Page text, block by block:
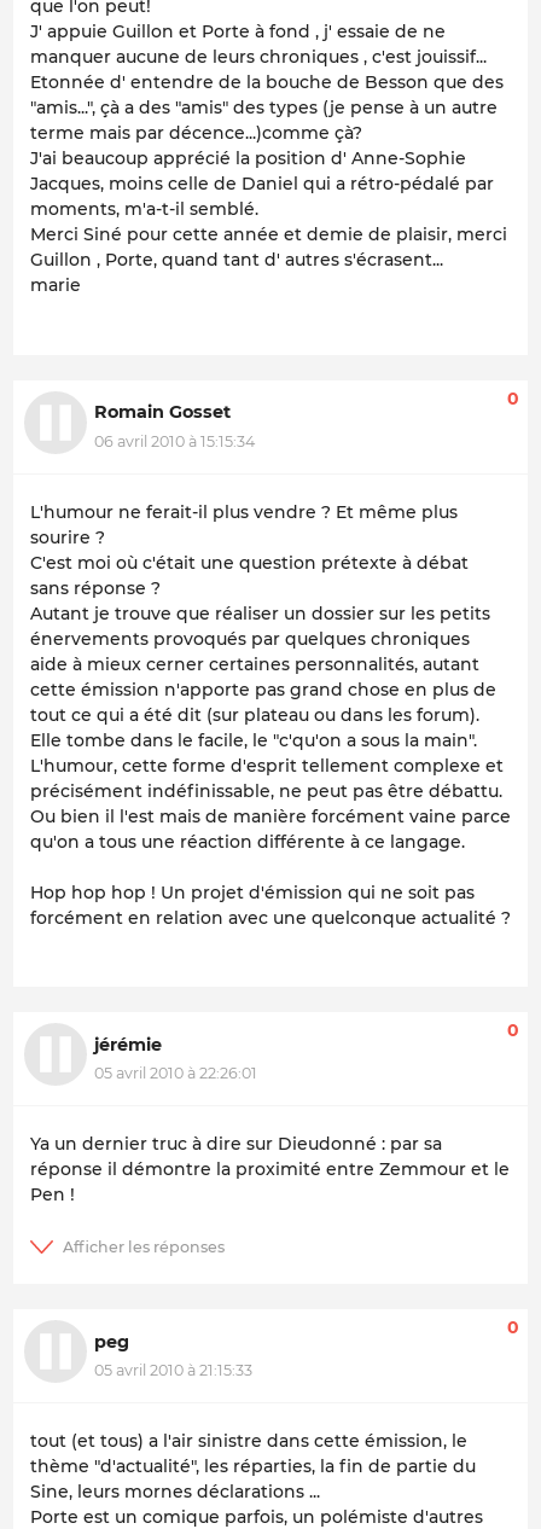
que l'on peut!
J' appuie Guillon et Porte à fond , j' essaie de ne
manquer aucune de leurs chroniques , c'est jouissif...
Etonnée d' entendre de la bouche de Besson que des
"amis...", çà a des "amis" des types (je pense à un autre
terme mais par décence...)comme çà?
J'ai beaucoup apprécié la position d' Anne-Sophie
Jacques, moins celle de Daniel qui a rétro-pédalé par
moments, m'a-t-il semblé.
Merci Siné pour cette année et demie de plaisir, merci
Guillon , Porte, quand tant d' autres s'écrasent...
marie
Romain Gosset
06 avril 2010 à 15:15:34
0
L'humour ne ferait-il plus vendre ? Et même plus
sourire ?
C'est moi où c'était une question prétexte à débat
sans réponse ?
Autant je trouve que réaliser un dossier sur les petits
énervements provoqués par quelques chroniques
aide à mieux cerner certaines personnalités, autant
cette émission n'apporte pas grand chose en plus de
tout ce qui a été dit (sur plateau ou dans les forum).
Elle tombe dans le facile, le "c'qu'on a sous la main".
L'humour, cette forme d'esprit tellement complexe et
précisément indéfinissable, ne peut pas être débattu.
Ou bien il l'est mais de manière forcément vaine parce
qu'on a tous une réaction différente à ce langage.
Hop hop hop ! Un projet d'émission qui ne soit pas
forcément en relation avec une quelconque actualité ?
jérémie
05 avril 2010 à 22:26:01
0
Ya un dernier truc à dire sur Dieudonné : par sa
réponse il démontre la proximité entre Zemmour et le
Pen !
peg
05 avril 2010 à 21:15:33
0
tout (et tous) a l'air sinistre dans cette émission, le
thème "d'actualité", les réparties, la fin de partie du
Sine, leurs mornes déclarations ...
Porte est un comique parfois, un polémiste d'autres